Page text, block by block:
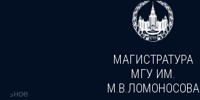
МАГИСТРАТУРА
МГУ ИМ.
М.В.ЛОМОНОСОВА